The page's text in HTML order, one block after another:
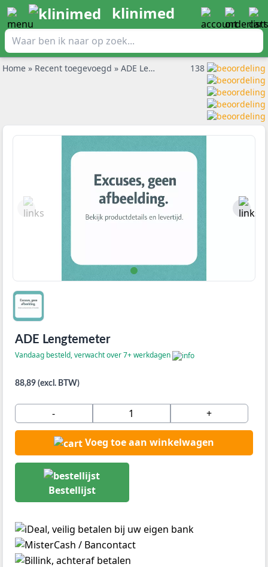
klinimed
Home » Recent toegevoegd » ADE Lengtemeter 138
ADE Lengtemeter
Vandaag besteld, verwacht over 7+ werkdagen
88,89 (excl. BTW)
- +
Voeg toe aan winkelwagen
Bestellijst